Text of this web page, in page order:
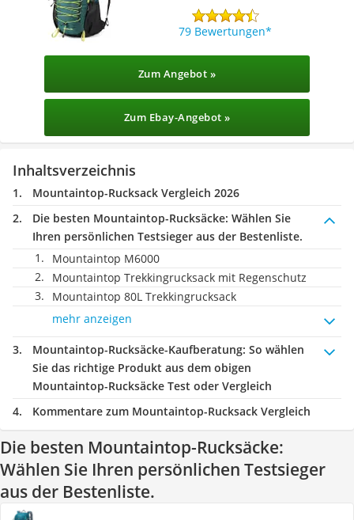
79 Bewertungen
Zum Angebot »
Zum Ebay-Angebot »
Inhaltsverzeichnis
Mountaintop-Rucksack Vergleich 2026
Die besten Mountaintop-Rucksäcke: Wählen Sie
Ihren persönlichen Testsieger aus der Bestenliste.
Mountaintop M6000
Mountaintop Trekkingrucksack mit Regenschutz
Mountaintop 80L Trekkingrucksack
mehr anzeigen
Mountaintop-Rucksäcke-Kaufberatung: So wählen
Sie das richtige Produkt aus dem obigen
Mountaintop-Rucksäcke Test oder Vergleich
Kommentare zum Mountaintop-Rucksack Vergleich
Die besten Mountaintop-Rucksäcke:
Wählen Sie Ihren persönlichen Testsieger
aus der Bestenliste.